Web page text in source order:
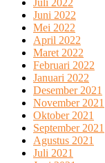
Juni 2022
Mei 2022
April 2022
Maret 2022
Februari 2022
Januari 2022
Desember 2021
November 2021
Oktober 2021
September 2021
Agustus 2021
Juli 2021